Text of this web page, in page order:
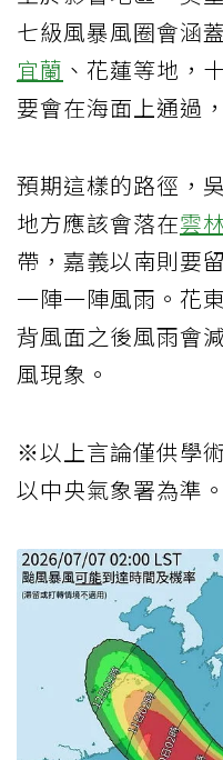
七級風暴風圈會涵
宜蘭 、花蓮等地，
要會在海面上通過
預期這樣的路徑，
地方應該會落在雲
帶，嘉義以南則要
一陣一陣風雨。花
背風面之後風雨會
風現象。
※以上言論僅供學
以中央氣象署為準。